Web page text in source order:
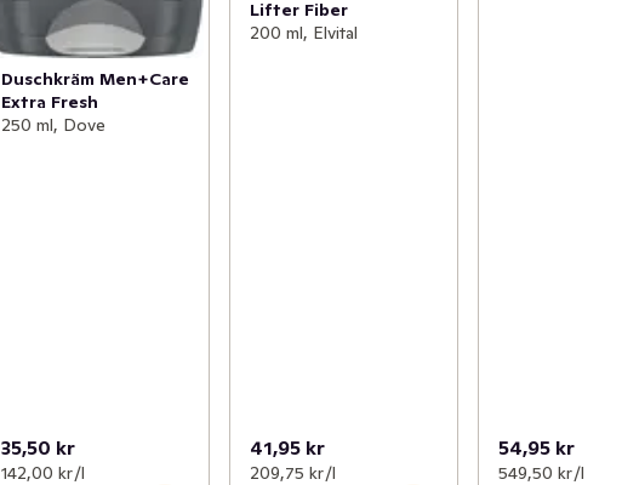
Duschkräm Men+Care
Extra Fresh
250 ml, Dove
35,50 kr
142,00 kr /l
Lifter Fiber
200 ml, Elvital
41,95 kr
209,75 kr /l
54,95 kr
549,50 kr /l